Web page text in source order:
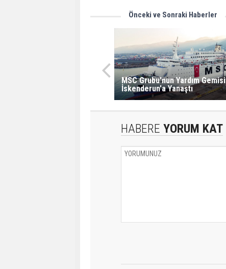
Önceki ve Sonraki Haberler
MSC Grubu'nun Yardım Gemisi
İskenderun'a Yanaştı
HABERE YORUM KAT